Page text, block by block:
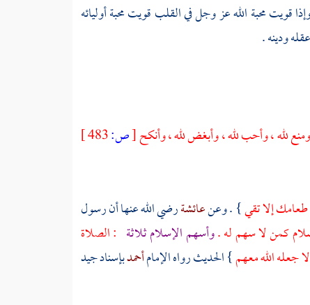
قويت محبة الله عز وجل في القلب قويت محبة أوليائه
ودينه .
لله ، وأحب لله ، وأبغض لله ، وأنكح[ص:
إلا تقي} . وعنعائشةرضي الله عنها أن رسول
كمن لا سهم له .وأسهم الإسلام ثلاثة : الصلاة
جعله الله معهم} الحديث رواه الإمامأحمدبإسناد جيد